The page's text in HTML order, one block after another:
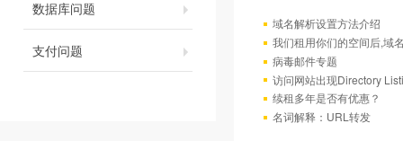
数据库问题
支付问题
域名解析设置方法介绍
我们租用你们的空间后,域
病毒邮件专题
访问网站出现Directory
续租多年是否有优惠？
名词解释：URL转发